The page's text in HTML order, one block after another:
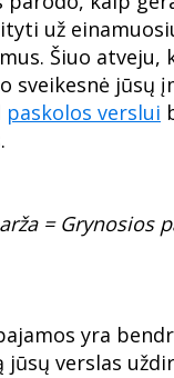
už
Šiuo atveju,
sveikesnė jūsų
paskolos verslui
= Grynosios
yra
jūsų verslas